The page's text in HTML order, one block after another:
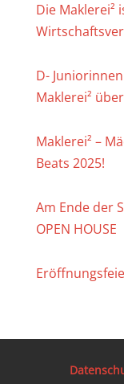
Die Maklerei²
D-
Maklerei²
Maklerei² –
Beats 2025!
Am Ende der
OPEN HOUSE